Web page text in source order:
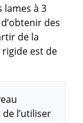
lames à 3
des
de la
est de
l’utiliser